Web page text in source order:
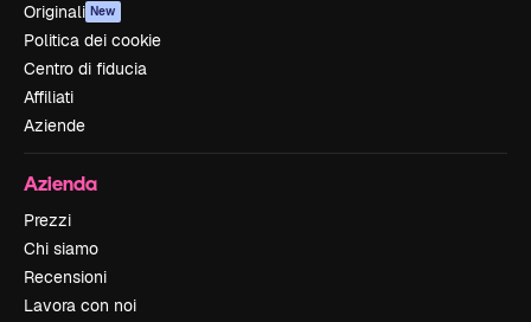
Originali New
Politica dei cookie
Centro di fiducia
Affiliati
Aziende
Azienda
Prezzi
Chi siamo
Recensioni
Lavora con noi